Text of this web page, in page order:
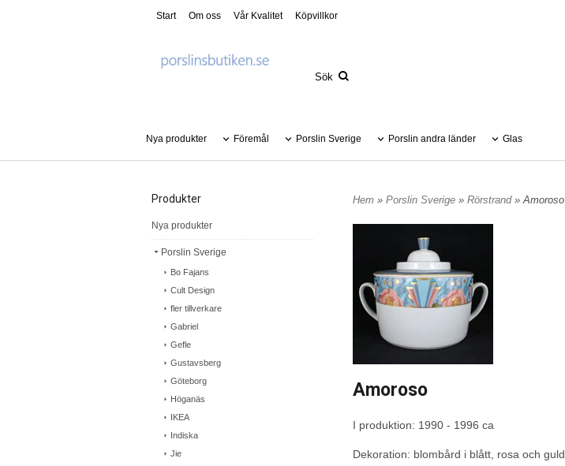
Start Om oss Vår Kvalitet Köpvillkor
Nya produkter Föremål Porslin Sverige Porslin andra länder Glas
Produkter
Nya produkter
Porslin Sverige
Bo Fajans
Cult Design
fler tillverkare
Gabriel
Gefle
Gustavsberg
Göteborg
Höganäs
IKEA
Indiska
Jie
Hem » Porslin Sverige » Rörstrand » Amoroso
Amoroso
I produktion: 1990 - 1996 ca
Dekoration: blombård i blått, rosa och guld